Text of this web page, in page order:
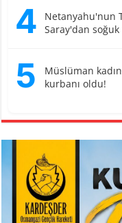
4
Netanyahu'nun
Saray'dan soğuk
5
Müslüman
kurbanı oldu!